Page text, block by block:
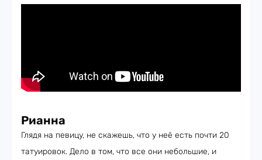
Рианна
Глядя на певицу, не скажешь, что у неё есть почти 20
татуировок. Дело в том, что все они небольшие, и